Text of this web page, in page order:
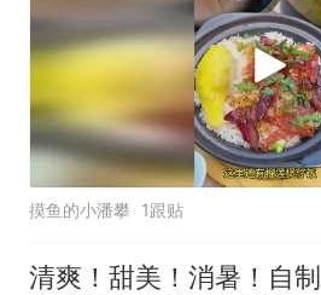
摸鱼的小潘攀 1跟贴
清爽！甜美！消暑！自制